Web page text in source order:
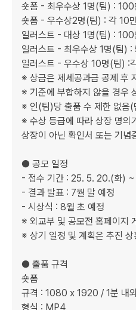
숏폼 - 최우수상 1명(팀) : 100
숏폼 - 우수상2명(팀) : 각 10
일러스트 - 대상 1명(팀) : 100
일러스트 - 최우수상 1명(팀) :
일러스트 - 우수상 10명(팀) :
※ 상금은 제세공과금 공제 후
※ 기준에 부합하지 않을 경우
※ 인(팀)당 출품 수 제한 없음(
※ 수상 등급에 따라 상장 명의
상장이 아닌 확인서 또는 기념
● 공모 일정
- 접수 기간 : 25. 5. 20.(화)
- 결과 발표 : 7월 말 예정
- 시상식 : 8월 초 예정
※ 외교부 및 공모전 홈페이지
※ 상기 일정 및 계획은 추진
● 출품 규격
숏폼
규격 : 1080 x 1920 / 1분 내
형식 : MP4